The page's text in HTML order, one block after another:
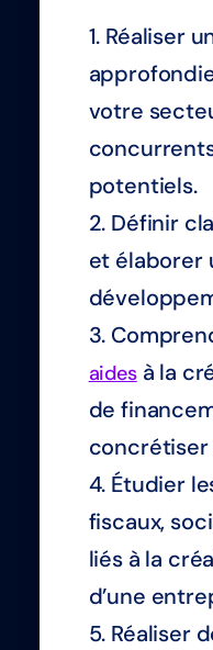
Réaliser
votre
potentiels.
Définir
et élaborer
aidesà la
de
Étudier
fiscaux,
liés à la
d’une
Réaliser